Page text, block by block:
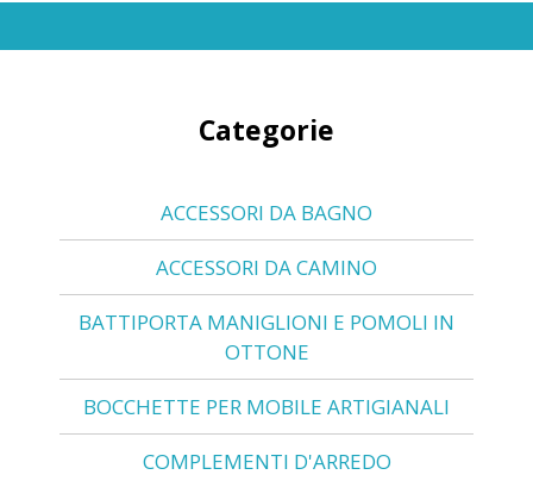
Categorie
ACCESSORI DA BAGNO
ACCESSORI DA CAMINO
BATTIPORTA MANIGLIONI E POMOLI IN
OTTONE
BOCCHETTE PER MOBILE ARTIGIANALI
COMPLEMENTI D'ARREDO